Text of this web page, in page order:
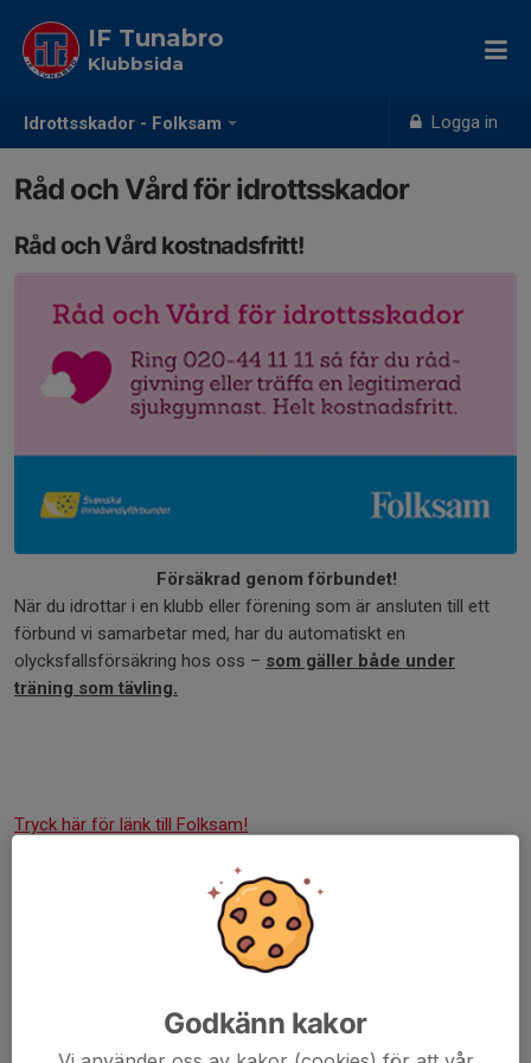
Idrottsskador - Folksam Logga in
IF Tunabro
Klubbsida
Råd och Vård för idrottsskador
Råd och Vård kostnadsfritt!
Försäkrad genom förbundet!
När du idrottar i en klubb eller förening som är ansluten till ett
förbund vi samarbetar med, har du automatiskt en
olycksfallsförsäkring hos oss – som gäller både under
träning som tävling.
Tryck här för länk till Folksam!
Råd och Vård för idrottsskador
Råd och Vård för idrottsskador är en kostnadsfri
idrottande fotboll, basket- och innebandyspelare.
Godkänn kakor